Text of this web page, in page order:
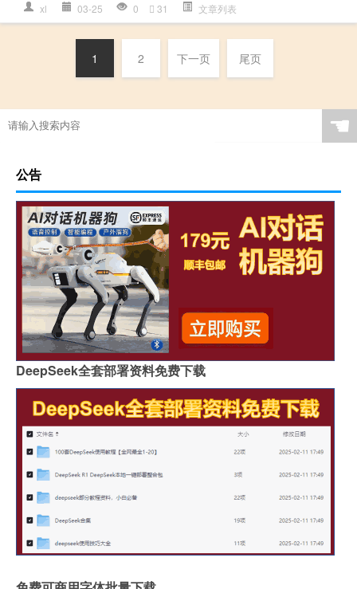
xl 03-25 0 31 文章列表
1 2 下一页 尾页
☚
公告
DeepSeek全套部署资料免费下载